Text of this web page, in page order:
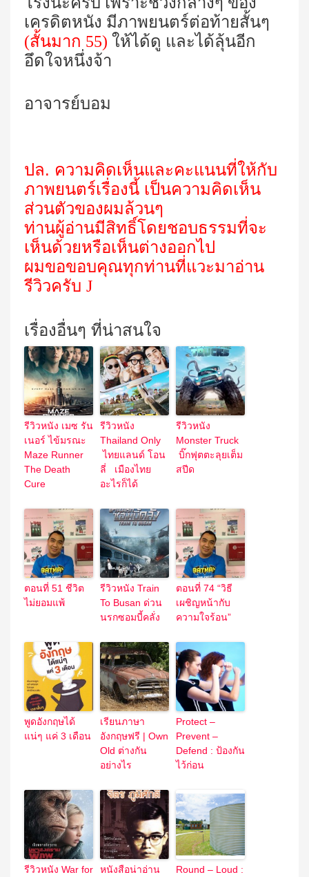
เครดิตหนัง มีภาพยนตร์ต่อท้ายสั้นๆ
(สั้นมาก 55) ให้ได้ดู และได้ลุ้นอีก
อึดใจหนึ่งจ้า
อาจารย์บอม
ปล. ความคิดเห็นและคะแนนที่ให้กับ
ภาพยนตร์เรื่องนี้ เป็นความคิดเห็น
ส่วนตัวของผมล้วนๆ
ท่านผู้อ่านมีสิทธิ์โดยชอบธรรมที่จะ
เห็นด้วยหรือเห็นต่างออกไป
ผมขอขอบคุณทุกท่านที่แวะมาอ่าน
รีวิวครับ J
เรื่องอื่นๆ ที่น่าสนใจ
รีวิวหนัง เมซ รัน
เนอร์ ไข้มรณะ
Maze Runner
The Death
Cure
รีวิวหนัง
Thailand Only
ไทยแลนด์ โอน
ลี่ เมืองไทย
อะไรก็ได้
รีวิวหนัง
Monster Truck
บิ๊กฟุตตะลุยเต็ม
สปีด
ตอนที่ 51 ชีวิต
ไม่ยอมแพ้
รีวิวหนัง Train
To Busan ด่วน
นรกซอมบี้คลั่ง
ตอนที่ 74 “วิธี
เผชิญหน้ากับ
ความใจร้อน”
พูดอังกฤษได้
แน่ๆ แค่ 3 เดือน
เรียนภาษา
อังกฤษฟรี | Own
Old ต่างกัน
อย่างไร
Protect –
Prevent –
Defend : ป้องกัน
ไว้ก่อน
รีวิวหนัง War for
หนังสือน่าอ่าน
Round – Loud :